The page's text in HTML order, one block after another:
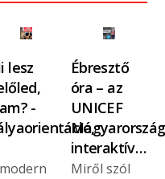
lesz
-
Ébresztő
óra – az
UNICEF
Magyarország
interaktív…
Miről szól